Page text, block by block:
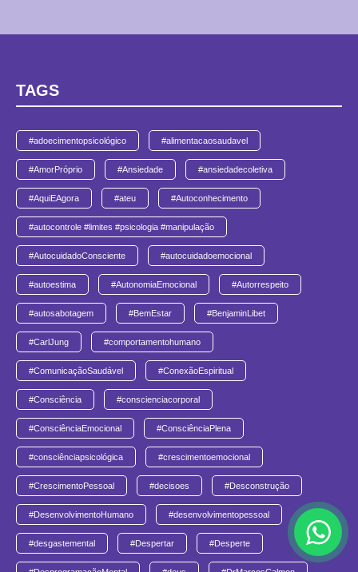
TAGS
#adoecimentopsicológico #alimentacaosaudavel
#AmorPróprio #Ansiedade #ansiedadecoletiva
#AquiEAgora #ateu #Autoconhecimento
#autocontrole #limites #psicologia #manipulação
#AutocuidadoConsciente #autocuidadoemocional
#autoestima #AutonomiaEmocional #Autorrespeito
#autosabotagem #BemEstar #BenjaminLibet
#CarlJung #comportamentohumano
#ComunicaçãoSaudável #ConexãoEspiritual
#Consciência #conscienciacorporal
#ConsciênciaEmocional #ConsciênciaPlena
#consciênciapsicológica #crescimentoemocional
#CrescimentoPessoal #decisoes #Desconstrução
#DesenvolvimentoHumano #desenvolvimentopessoal
#desgastemental #Despertar #Desperte